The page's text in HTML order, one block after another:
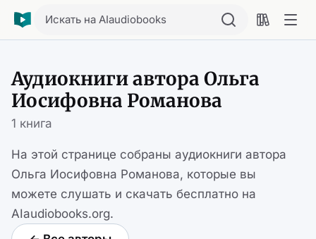
Искать на AIaudiobooks
Аудиокниги автора Ольга
Иосифовна Романова
1 книга
На этой странице собраны аудиокниги автора
Ольга Иосифовна Романова, которые вы
можете слушать и скачать бесплатно на
AIaudiobooks.org.